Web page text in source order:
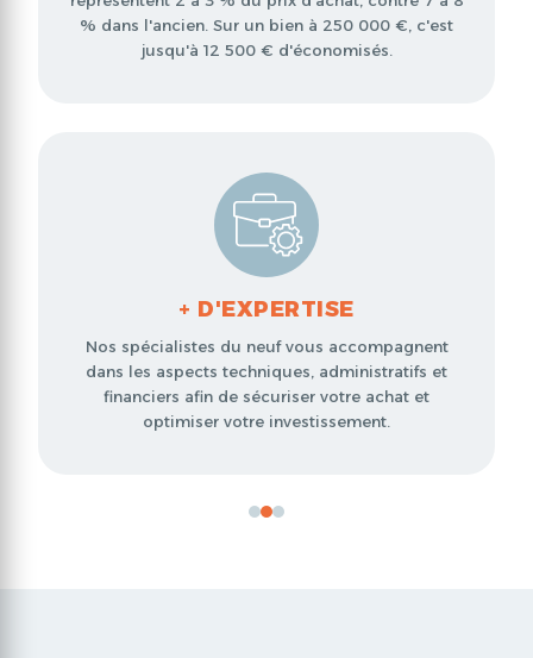
% dans l'ancien. Sur un bien à 250 000 €, c'est
jusqu'à 12 500 € d'économisés.
+ D'EXPERTISE
Nos spécialistes du neuf vous accompagnent
dans les aspects techniques, administratifs et
financiers afin de sécuriser votre achat et
optimiser votre investissement.